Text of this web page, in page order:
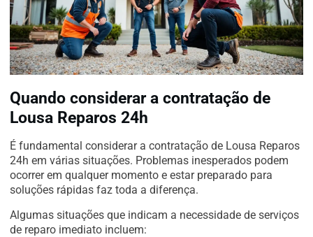
Quando considerar a contratação de
Lousa Reparos 24h
É fundamental considerar a contratação de Lousa Reparos
24h em várias situações. Problemas inesperados podem
ocorrer em qualquer momento e estar preparado para
soluções rápidas faz toda a diferença.
Algumas situações que indicam a necessidade de serviços
de reparo imediato incluem: